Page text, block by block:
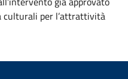
culturali per l’attrattività